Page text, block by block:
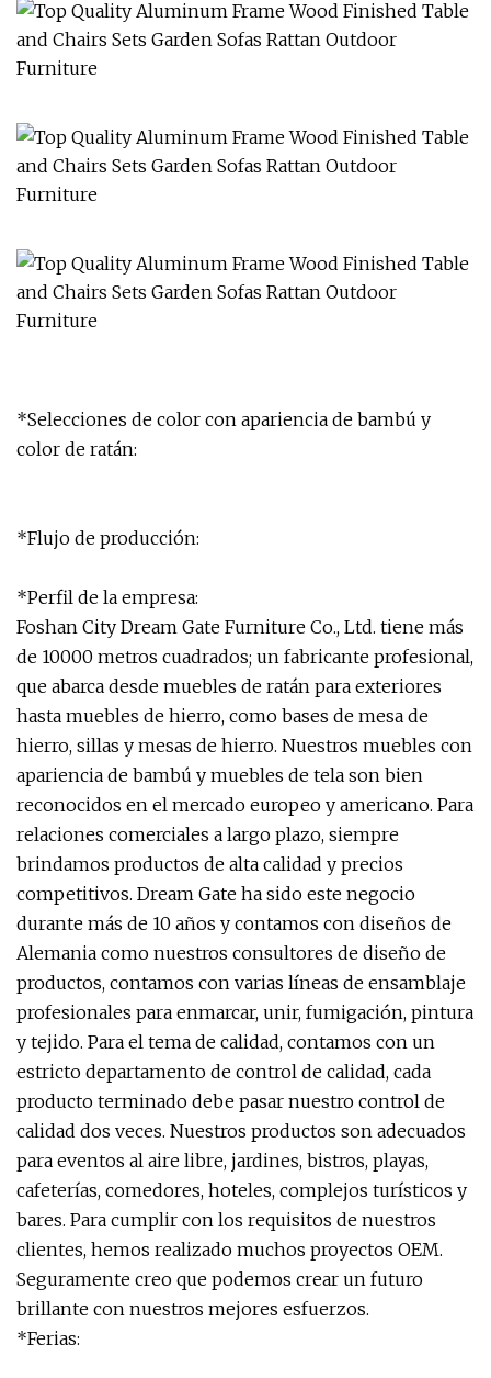
*Selecciones de color con apariencia de bambú y
color de ratán:
*Flujo de producción:
*Perfil de la empresa:
Foshan City Dream Gate Furniture Co., Ltd. tiene más
de 10000 metros cuadrados; un fabricante profesional,
que abarca desde muebles de ratán para exteriores
hasta muebles de hierro, como bases de mesa de
hierro, sillas y mesas de hierro. Nuestros muebles con
apariencia de bambú y muebles de tela son bien
reconocidos en el mercado europeo y americano. Para
relaciones comerciales a largo plazo, siempre
brindamos productos de alta calidad y precios
competitivos. Dream Gate ha sido este negocio
durante más de 10 años y contamos con diseños de
Alemania como nuestros consultores de diseño de
productos, contamos con varias líneas de ensamblaje
profesionales para enmarcar, unir, fumigación, pintura
y tejido. Para el tema de calidad, contamos con un
estricto departamento de control de calidad, cada
producto terminado debe pasar nuestro control de
calidad dos veces. Nuestros productos son adecuados
para eventos al aire libre, jardines, bistros, playas,
cafeterías, comedores, hoteles, complejos turísticos y
bares. Para cumplir con los requisitos de nuestros
clientes, hemos realizado muchos proyectos OEM.
Seguramente creo que podemos crear un futuro
brillante con nuestros mejores esfuerzos.
*Ferias: